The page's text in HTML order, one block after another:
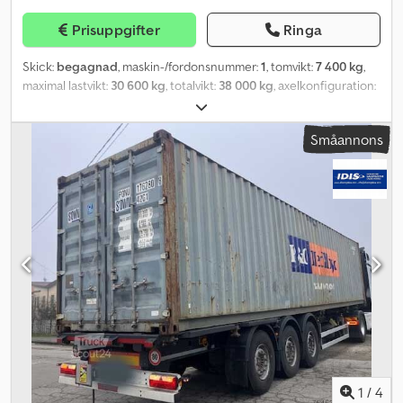
Prisuppgifter Ringa
Skick: begagnad, maskin-/fordonsnummer:1, tomvikt:7 400 kg,
maximal lastvikt: 30 600 kg, totalvikt: 38 000 kg, axelkonfiguration:
11/2006
01/2024, lastutrymmets längd:13 650 mm, lastutrymmets bredd:
, lastutrymmeshöjd:2 700 mm luft
däcksstorlek:385.55 r 22.5, färg:vit, Tillverkningsår:
Utrustning:ABS , Begagnad Schmitz skåpsläpvagn, 3 axlar med
skivbromsar och luftfjädring, ABS, skåp i ferroplast med bakdörrar
och fast tak, galvaniserat chassi, invändig nyttig höjd 2,70 m,
invändig räls, årsmodell 2006, besiktad till 2024-01-30.
Återförsäljare: Interdrive Srl, Parma. Dksdpfx Ajmxl E Deg Ssr
Småannons
1 / 4